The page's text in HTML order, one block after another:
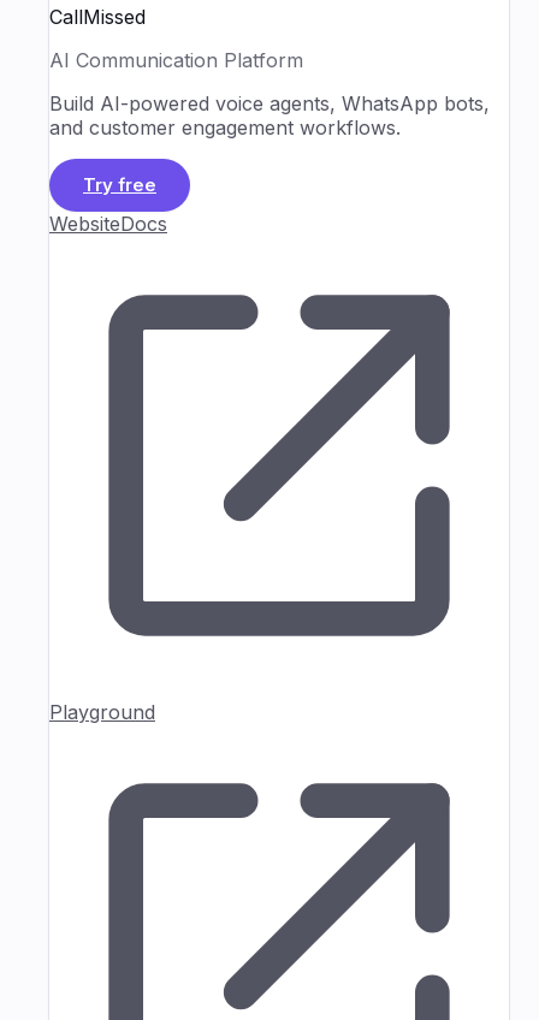
CallMissed
AI Communication Platform
Build AI-powered voice agents, WhatsApp bots,
and customer engagement workflows.
Try free
WebsiteDocs
Playground